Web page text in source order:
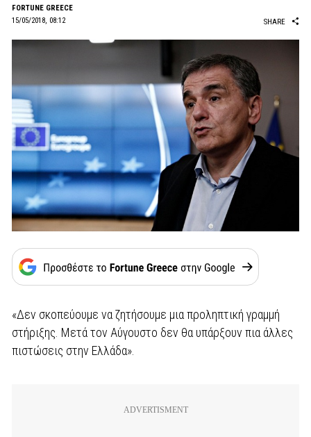
FORTUNE GREECE
15/05/2018, 08:12
SHARE
«Δεν σκοπεύουμε να ζητήσουμε μια προληπτική γραμμή
στήριξης. Μετά τον Αύγουστο δεν θα υπάρξουν πια άλλες
πιστώσεις στην Ελλάδα».